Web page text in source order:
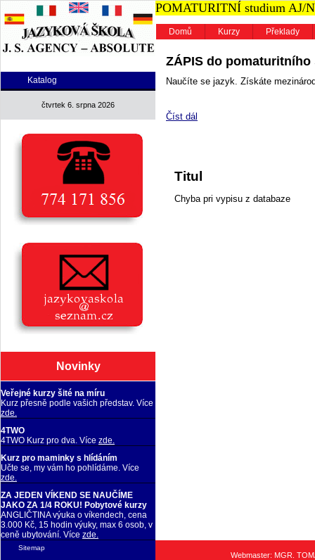
Katalog
čtvrtek 6. srpna 2026
Novinky
Veřejné kurzy šité na míru
Kurz přesně podle vašich představ. Více
zde.
4TWO
4TWO Kurz pro dva. Více zde.
Kurz pro maminky s hlídáním
Učte se, my vám ho pohlídáme. Více
zde.
ZA JEDEN VÍKEND SE NAUČÍME
JAKO ZA 1/4 ROKU! Pobytové kurzy
ANGLIČTINA výuka o víkendech, cena
3.000 Kč, 15 hodin výuky, max 6 osob, v
ceně ubytování. Více zde.
POMATURITNÍ studium AJ/
Domů Kurzy Překlady
ZÁPIS do pomaturitního
Naučíte se jazyk. Získáte
Číst dál
Titul
Chyba pri vypisu z databaze
Webmaster: MGR.
Sitemap